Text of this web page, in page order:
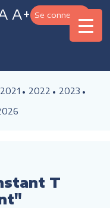
A+ Se connecter
2021 2022
2023
T